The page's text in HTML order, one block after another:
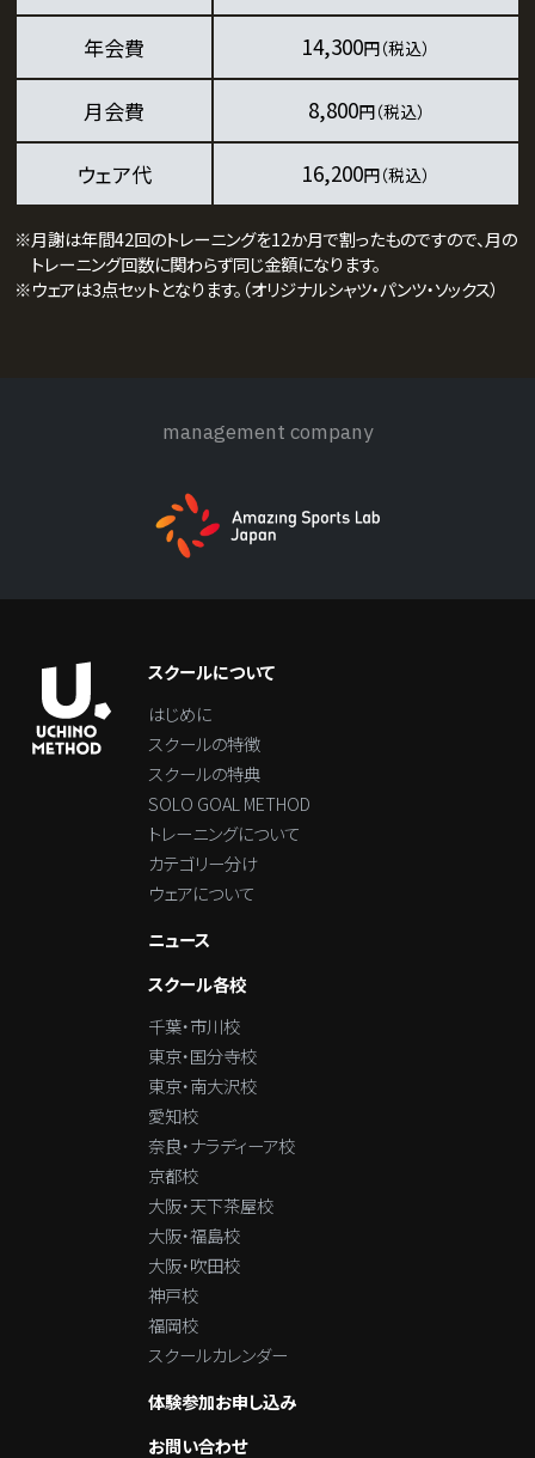
年会費 14,300円（税込）
月会費 8,800円（税込）
ウェア代 16,200円（税込）
※月謝は年間42回のトレーニングを12か月で割ったものですので、月の
トレーニング回数に関わらず同じ金額になります。
※ウェアは3点セットとなります。（オリジナルシャツ・パンツ・ソックス）
management company
スクールについて
はじめに
スクールの特徴
スクールの特典
SOLO GOAL METHOD
トレーニングについて
カテゴリー分け
ウェアについて
ニュース
スクール各校
千葉・市川校
東京・国分寺校
東京・南大沢校
愛知校
奈良・ナラディーア校
京都校
大阪・天下茶屋校
大阪・福島校
大阪・吹田校
神戸校
福岡校
スクールカレンダー
体験参加お申し込み
お問い合わせ